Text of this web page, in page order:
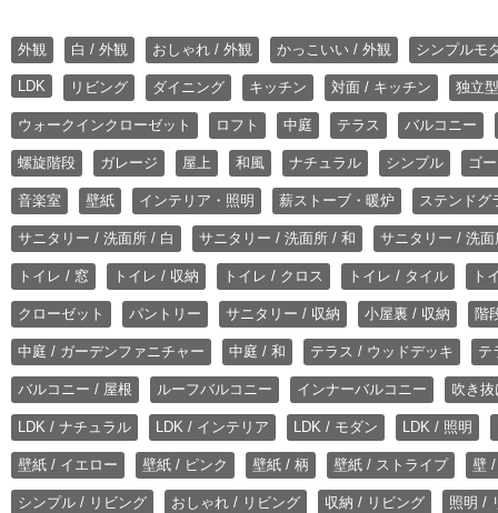
外観 白 / 外観 おしゃれ / 外観 かっこいい / 外観 シンプルモ
LDK リビング ダイニング キッチン 対面 / キッチン 独立
ウォークインクローゼット ロフト 中庭 テラス バルコニー
螺旋階段 ガレージ 屋上 和風 ナチュラル シンプル ゴ
音楽室 壁紙 インテリア・照明 薪ストーブ・暖炉 ステンドグ
サニタリー / 洗面所 / 白 サニタリー / 洗面所 / 和 サニタリー / 洗
トイレ / 窓 トイレ / 収納 トイレ / クロス トイレ / タイル ト
クローゼット パントリー サニタリー / 収納 小屋裏 / 収納 階
中庭 / ガーデンファニチャー 中庭 / 和 テラス / ウッドデッキ テ
バルコニー / 屋根 ルーフバルコニー インナーバルコニー 吹き
LDK / ナチュラル LDK / インテリア LDK / モダン LDK / 照明
壁紙 / イエロー 壁紙 / ピンク 壁紙 / 柄 壁紙 / ストライプ 壁
シンプル / リビング おしゃれ / リビング 収納 / リビング 照明 /